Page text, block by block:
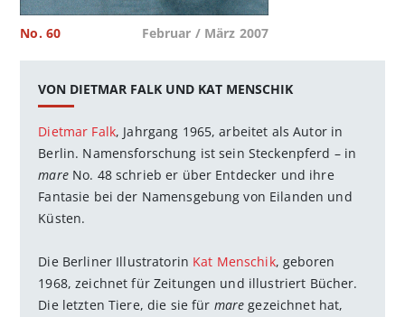
No. 60 Februar / März 2007
VON DIETMAR FALK UND KAT MENSCHIK
Dietmar Falk, Jahrgang 1965, arbeitet als Autor in
Berlin. Namensforschung ist sein Steckenpferd – in
mareNo. 48 schrieb er über Entdecker und ihre
Fantasie bei der Namensgebung von Eilanden und
Küsten.
Die Berliner Illustratorin Kat Menschik, geboren
1968, zeichnet für Zeitungen und illustriert Bücher.
Die letzten Tiere, die sie für mare gezeichnet hat,